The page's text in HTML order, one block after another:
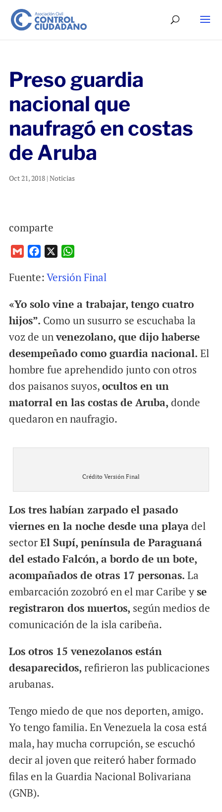
Preso guardia
nacional que
naufragó en costas
de Aruba
Oct 21, 2018| Noticias
comparte
a
l
c
b
o
k
a
s
p
Fuente:Versión Final
«Yo solo vine a trabajar, tengo cuatro
hijos”. Como un susurro se escuchaba la
voz de unvenezolano, que dijo haberse
desempeñado como guardia nacional. El
hombre fue aprehendido junto con otros
dos paisanos suyos,ocultos en un
matorral en las costas de Aruba, donde
quedaron en naufragio.
Crédito Versión Final
Los tres habían zarpado el pasado
viernes en la noche desde una playadel
sectorEl Supí, península de Paraguaná
del estado Falcón, a bordo de un bote,
acompañados de otras 17 personas. La
embarcación zozobró en el mar Caribe yse
registraron dos muertos, según medios de
comunicación de la isla caribeña.
Los otros 15 venezolanos están
desaparecidos, refirieron las publicaciones
arubanas.
Tengo miedo de que nos deporten, amigo.
Yo tengo familia. En Venezuela la cosa está
mala, hay mucha corrupción, se escuchó
decir al joven que reiteró haber formado
filas en la Guardia Nacional Bolivariana
(GNB).